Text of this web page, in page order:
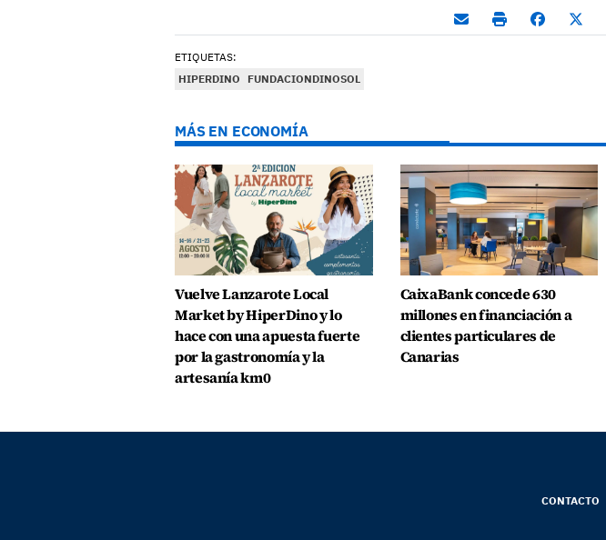
ETIQUETAS:
HIPERDINO
FUNDACIONDINOSOL
MÁS EN ECONOMÍA
Vuelve Lanzarote Local
Market by HiperDino y lo
hace con una apuesta fuerte
por la gastronomía y la
artesanía km0
CaixaBank concede 630
millones en financiación a
clientes particulares de
Canarias
CONTACTO